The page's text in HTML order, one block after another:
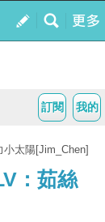
我的
訂閱
小太陽[Jim_Chen]
：茹絲